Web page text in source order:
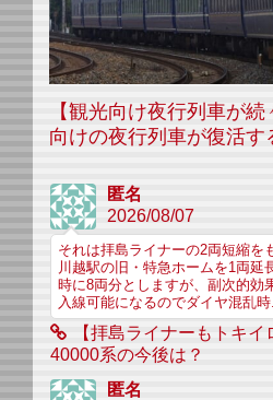
【観光向け夜行列車が
向けの夜行列車が復活
匿名
2026/08/07
それは拝島ライナーの2両短縮を
川越駅の旧・特急ホームを1両延
時に8両分としますが、副次的効
入線可能になるのでダイヤ混乱
【拝島ライナーもトキ
40000系の今後は？
匿名